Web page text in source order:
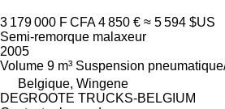
3 179 000 F CFA 4 850 € ≈ 5 594 $US
Semi-remorque malaxeur
2005
Volume 9 m³ Suspension
Belgique, Wingene
DEGROOTE TRUCKS-BELGIUM